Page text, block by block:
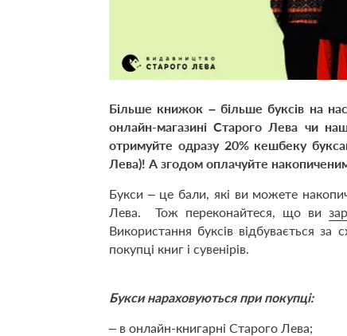
Більше книжок – більше буксів на
онлайн-магазині Старого Лева чи
отримуйте одразу 20% кешбеку
Лева)! А згодом оплачуйте
Букси – це бали, які ви можете
Лева. Тож переконайтеся, що ви
Використання буксів відбувається
покупці книг і сувенірів.
Букси нараховуються при покупці:
– в онлайн-книгарні Старого Лева;